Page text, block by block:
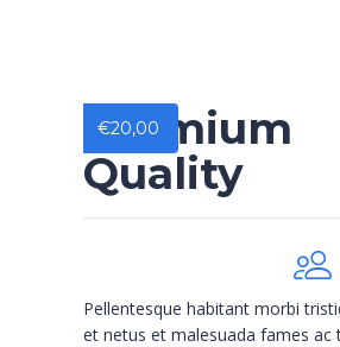
€20,00
Premium
Quality
Pellentesque habitant morbi
et netus et malesuada fames ac